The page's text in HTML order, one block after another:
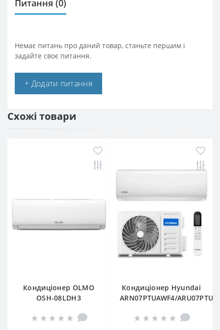
Питання (0)
Немає питань про даний товар, станьте першим і
задайте своє питання.
+ Додати питання
Схожі товари
Кондиціонер OLMO
OSH-08LDH3
Кондиціонер Hyundai
ARN07PTUAWF4/